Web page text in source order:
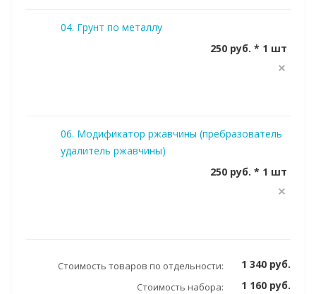
04. Грунт по металлу
250 руб. * 1 шт
06. Модификатор ржавчины (пребразователь
удалитель ржавчины)
250 руб. * 1 шт
Стоимость товаров по отдельности: 1 340 руб.
Стоимость набора: 1 160 руб.